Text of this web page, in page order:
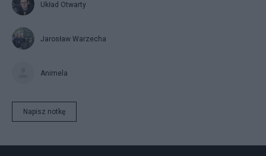
Układ Otwarty
Jarosław Warzecha
Animela
Napisz notkę